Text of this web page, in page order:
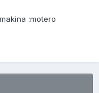
:motero